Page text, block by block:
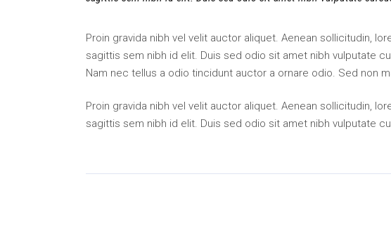
Proin gravida nibh vel velit auctor aliquet. Aenean sollicitudin,
sagittis sem nibh id elit. Duis sed odio sit amet nibh vulputate
Nam nec tellus a odio tincidunt auctor a ornare odio. Sed non
Proin gravida nibh vel velit auctor aliquet. Aenean sollicitudin,
sagittis sem nibh id elit. Duis sed odio sit amet nibh vulputate